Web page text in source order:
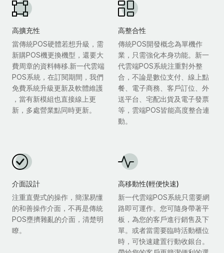
高擴充性
當傳統POS硬體若想升級，需
新購POS機更換機型，還要大
費周章的資料轉移.新一代雲端
POS系統，在訂閱期間，我們
免費系統升級更新及軟體維護
，當有新模組也直接線上更
新，多處營業點同時更新。
高整合性
傳統POS開發概念為單機作
業，只需強化本身功能。新一
代雲端POS系統注重對外整
合，不論是數位支付、線上點
餐、電子商務、客戶訂位、外
送平台、宅配出貨及電子發票
等，雲端POS皆能高度整合連
動。
介面設計
注重直覺式的操作，簡潔易懂
的和善操作介面，不再是傳統
POS壅擠雜亂的介面，清楚明
瞭。
高移動性(輕便快速)
新一代雲端POS系統只需要網
路即可運作。您可隨身帶著平
板，為您的客戶進行銷售及下
單。或者當需要臨時活動櫃位
時，可快速建置行動收銀台。